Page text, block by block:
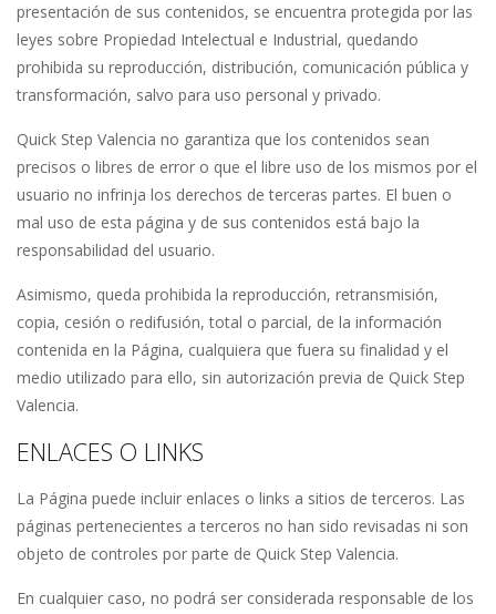
presentación de sus contenidos, se encuentra protegida por las
leyes sobre Propiedad Intelectual e Industrial, quedando
prohibida su reproducción, distribución, comunicación pública y
transformación, salvo para uso personal y privado.
Quick Step Valencia no garantiza que los contenidos sean
precisos o libres de error o que el libre uso de los mismos por el
usuario no infrinja los derechos de terceras partes. El buen o
mal uso de esta página y de sus contenidos está bajo la
responsabilidad del usuario.
Asimismo, queda prohibida la reproducción, retransmisión,
copia, cesión o redifusión, total o parcial, de la información
contenida en la Página, cualquiera que fuera su finalidad y el
medio utilizado para ello, sin autorización previa de Quick Step
Valencia.
ENLACES O LINKS
La Página puede incluir enlaces o links a sitios de terceros. Las
páginas pertenecientes a terceros no han sido revisadas ni son
objeto de controles por parte de Quick Step Valencia.
En cualquier caso, no podrá ser considerada responsable de los